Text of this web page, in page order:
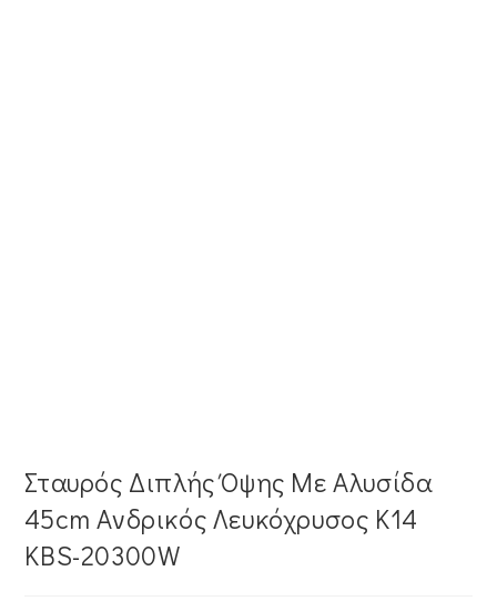
Σταυρός Διπλής Όψης Mε Aλυσίδα
45cm Ανδρικός Λευκόχρυσος Κ14
KBS-20300W